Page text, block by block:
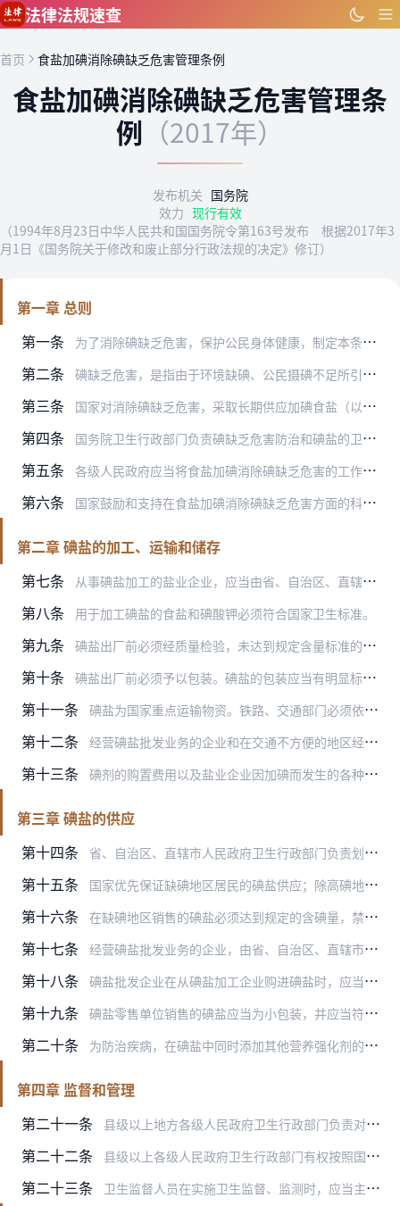
跳到主要内容
法律法规速查
首页 食盐加碘消除碘缺乏危害管理条例
食盐加碘消除碘缺乏危害管理条
例 （2017年）
发布机关 国务院
效力 现行有效
（1994年8月23日中华人民共和国国务院令第163号发布 根据2017年3
月1日《国务院关于修改和废止部分行政法规的决定》修订）
第一章 总则
第一条
为了消除碘缺乏危害，保护公民身体健康，制定本条例。
第二条 碘缺乏危害，是指由于环境缺碘、公民摄碘不足所引起的地方性甲状腺肿、地方性克汀病和对儿童智力发育的潜在性损伤。
第三条 国家对消除碘缺乏危害，采取长期供应加碘食盐（以下简称碘盐）为主的综合防治措施。
第四条 国务院卫生行政部门负责碘缺乏危害防治和碘盐的卫生监督管理工作；国务院授权的盐业主管机构（以下简称国务院盐业主管机构）负责全国碘盐加工、市场供应的监督管理工作。
第五条 各级人民政府应当将食盐加碘消除碘缺乏危害的工作纳入本地区国民经济和社会发展计划，并组织实施。
第六条 国家鼓励和支持在食盐加碘消除碘缺乏危害方面的科学研究和先进技术推广工作。
第二章 碘盐的加工、运输和储存
第七条
从事碘盐加工的盐业企业，应当由省、自治区、直辖市人民政府盐业主管机构指定，并取得同级人民政府卫生行政部门卫生许可后，报国务院盐业主管机构批准。
第八条 用于加工碘盐的食盐和碘酸钾必须符合国家卫生标准。
第九条 碘盐出厂前必须经质量检验，未达到规定含量标准的碘盐不得出厂。
第十条 碘盐出厂前必须予以包装。碘盐的包装应当有明显标识，并附有加工企业名称、地址、加碘量、批号、生产日期和保管方法等说明。
第十一条 碘盐为国家重点运输物资。铁路、交通部门必须依照省、自治区、直辖市人民政府盐业主管机构报送的年度、月度运输计划，及时运送。
第十二条 经营碘盐批发业务的企业和在交通不方便的地区经营碘盐零售业务的单位和个人，应当按照省、自治区、直辖市人民政府盐业主管机构的规定，保持合理的碘盐库存量。
第十三条 碘剂的购置费用以及盐业企业因加碘而发生的各种费用，按照国家有关规定执行。
第三章 碘盐的供应
第十四条
省、自治区、直辖市人民政府卫生行政部门负责划定碘缺乏地区（以下简称缺碘地区）范围，经本级人民政府批准后，报国务院卫生行政部门、国务院盐业主管机构备案。
第十五条 国家优先保证缺碘地区居民的碘盐供应；除高碘地区外，逐步实施向全民供应碘盐。
第十六条 在缺碘地区销售的碘盐必须达到规定的含碘量，禁止非碘盐和不合格碘盐进入缺碘地区食用盐市场。
第十七条 经营碘盐批发业务的企业，由省、自治区、直辖市人民政府盐业主管机构审批。
第十八条 碘盐批发企业在从碘盐加工企业购进碘盐时，应当索取加碘证明，碘盐加工企业应当保证提供。
第十九条 碘盐零售单位销售的碘盐应当为小包装，并应当符合本条例的有关规定。碘盐零售的管理办法由省、自治区、直辖市人民政府根据实际情况制定。
第二十条 为防治疾病，在碘盐中同时添加其他营养强化剂的，应当符合《中华人民共和国食品安全法》的相关规定，并标明销售范围。
第四章 监督和管理
第二十一条
县级以上地方各级人民政府卫生行政部门负责对本地区食盐加碘消除碘缺乏危害的卫生监督和碘盐的卫生监督以及防治效果评估；县级以上地方各级人民政府盐业主管机构负责对本地…
第二十二条 县级以上各级人民政府卫生行政部门有权按照国家规定，向碘酸钾生产企业和碘盐加工、经营单位抽检样品，索取与卫生监测有关的资料，任何单位和个人不得拒绝、隐瞒或者提供虚…
第二十三条 卫生监督人员在实施卫生监督、监测时，应当主动出示卫生行政部门制发的监督证件；盐政人员在执行职务时，应当主动出示盐业主管机构制发的证件。